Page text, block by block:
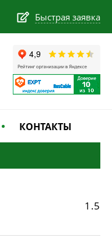
Быстрая заявка
КОНТАКТЫ
1.5